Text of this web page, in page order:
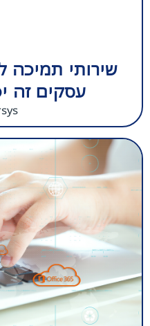
שירותי תמיכה
עסקים זה